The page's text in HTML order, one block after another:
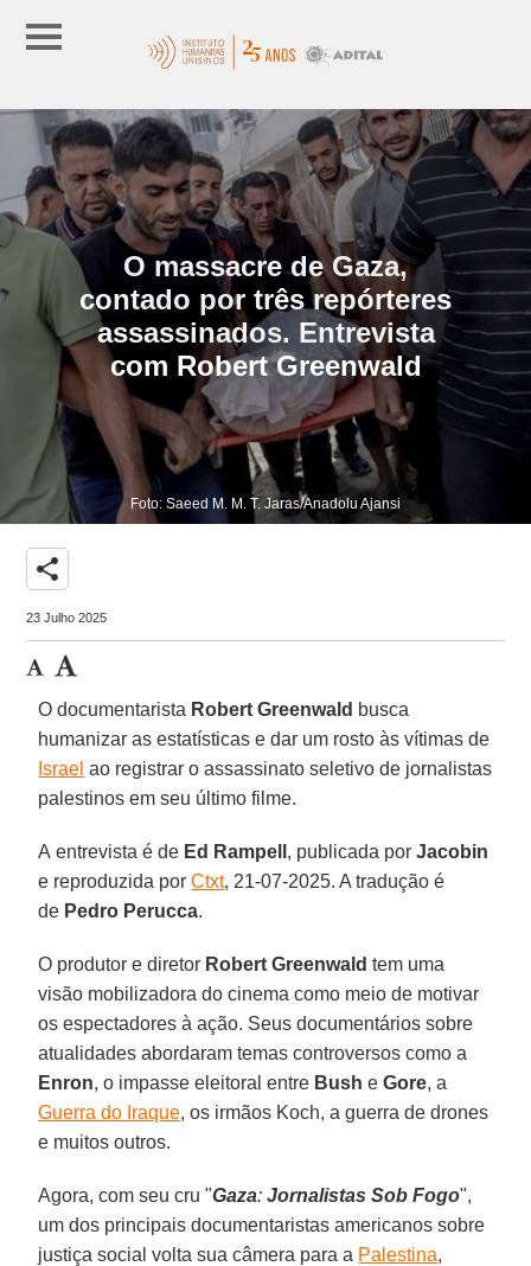
O massacre de Gaza,
contado por três repórteres
assassinados. Entrevista
com Robert Greenwald
Foto: Saeed M. M. T. Jaras/Anadolu Ajansi
share
23 Julho 2025
O documentarista Robert Greenwald busca
humanizar as estatísticas e dar um rosto às vítimas de
Israel ao registrar o assassinato seletivo de jornalistas
palestinos em seu último filme.
A entrevista é de Ed Rampell , publicada porJacobin
e reproduzida porCtxt, 21-07-2025. A tradução é
de Pedro Perucca.
O produtor e diretor Robert Greenwald tem uma
visão mobilizadora do cinema como meio de motivar
os espectadores à ação. Seus documentários sobre
atualidades abordaram temas controversos como a
Enron, o impasse eleitoral entre Bush eGore, a
Guerra do Iraque, os irmãos Koch, a guerra de drones
e muitos outros.
Agora, com seu cru "Gaza: Jornalistas Sob Fogo",
um dos principais documentaristas americanos sobre
justiça social volta sua câmera para a Palestina,